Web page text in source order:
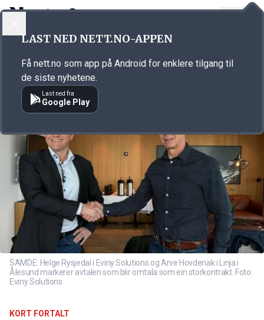
Annonsørinnhold
SAMDE: Helge Rysjedal i Eviny Solutions og Arve Hovdenak i Linja i
Ålesund markerer avtalen som blir omtala som ein storkontrakt. Foto:
Eviny Solutions
KORT FORTALT
LAST NED NETT.NO-APPEN
Få nett.no som app på Android for enklere tilgang til
de siste nyhetene.
Last ned fra
Google Play